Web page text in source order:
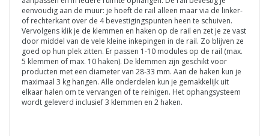
eenvoudig aan de muur: je hoeft de rail alleen maar via de linker-
of rechterkant over de 4 bevestigingspunten heen te schuiven.
Vervolgens klik je de klemmen en haken op de rail en zet je ze vast
door middel van de vele kleine inkepingen in de rail. Zo blijven ze
goed op hun plek zitten. Er passen 1-10 modules op de rail (max.
5 klemmen of max. 10 haken). De klemmen zijn geschikt voor
producten met een diameter van 28-33 mm. Aan de haken kun je
maximaal 3 kg hangen. Alle onderdelen kun je gemakkelijk uit
elkaar halen om te vervangen of te reinigen. Het ophangsysteem
wordt geleverd inclusief 3 klemmen en 2 haken.